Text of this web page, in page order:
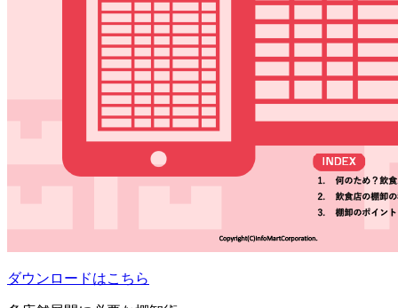
ダウンロードはこちら